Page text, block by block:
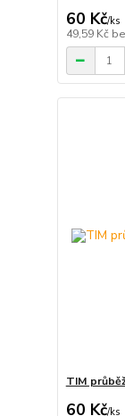
60 Kč/ks
49,59 Kč
TIM
60 Kč/ks